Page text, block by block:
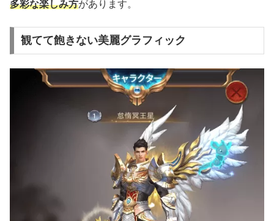
多彩な楽しみ方があります。
観てて飽きない美麗グラフィック